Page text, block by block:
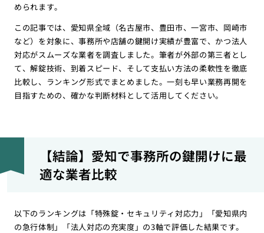
められます。
この記事では、愛知県全域（名古屋市、豊田市、一宮市、岡崎市
など）を対象に、事務所や店舗の鍵開け実績が豊富で、かつ法人
対応がスムーズな業者を調査しました。筆者が外部の第三者とし
て、解錠技術、到着スピード、そして支払い方法の柔軟性を徹底
比較し、ランキング形式でまとめました。一刻も早い業務再開を
目指すための、確かな判断材料として活用してください。
【結論】愛知で事務所の鍵開けに最
適な業者比較
以下のランキングは「特殊錠・セキュリティ対応力」「愛知県内
の急行体制」「法人対応の充実度」の3軸で評価した結果です。